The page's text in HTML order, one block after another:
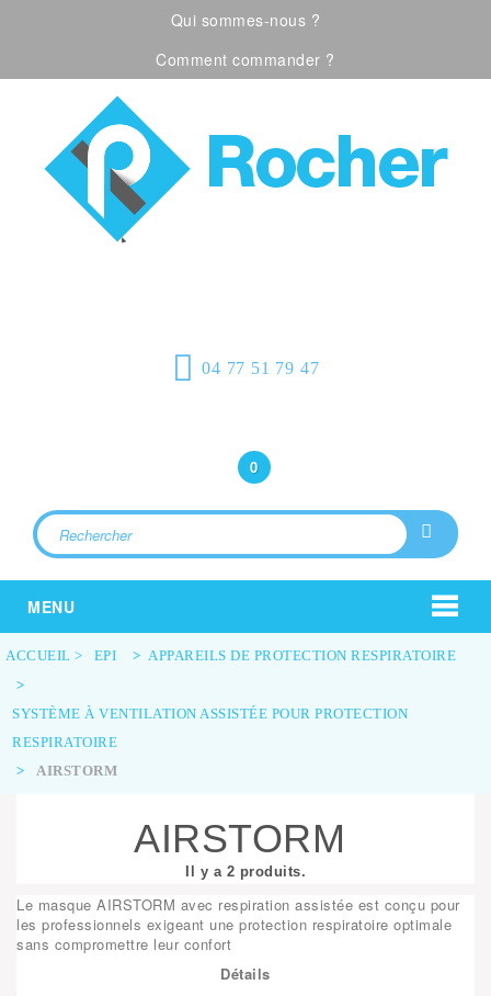
Qui sommes-nous ?
Comment commander ?
04 77 51 79 47
0
MENU
ACCUEIL > EPI > APPAREILS DE PROTECTION RESPIRATOIRE
>
SYSTÈME À VENTILATION ASSISTÉE POUR PROTECTION
RESPIRATOIRE
>
AIRSTORM
AIRSTORM
Il y a 2 produits.
Le masque AIRSTORM avec respiration assistée est conçu pour
les professionnels exigeant une protection respiratoire optimale
sans compromettre leur confort
Détails